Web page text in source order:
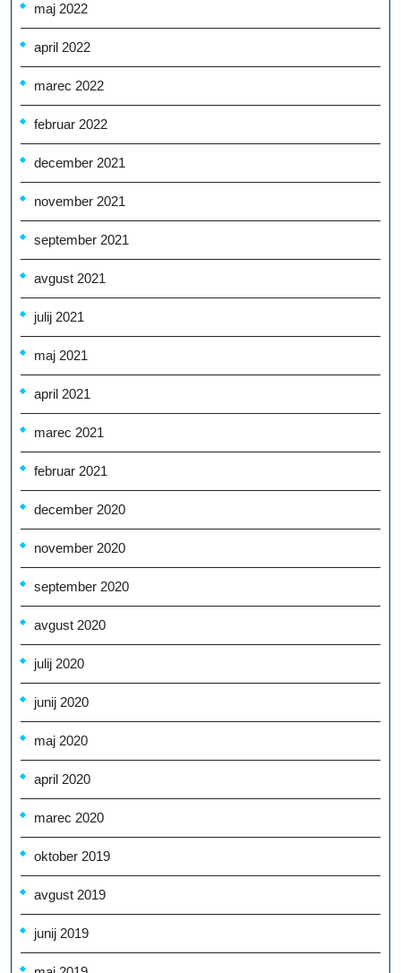
maj 2022
april 2022
marec 2022
februar 2022
december 2021
november 2021
september 2021
avgust 2021
julij 2021
maj 2021
april 2021
marec 2021
februar 2021
december 2020
november 2020
september 2020
avgust 2020
julij 2020
junij 2020
maj 2020
april 2020
marec 2020
oktober 2019
avgust 2019
junij 2019